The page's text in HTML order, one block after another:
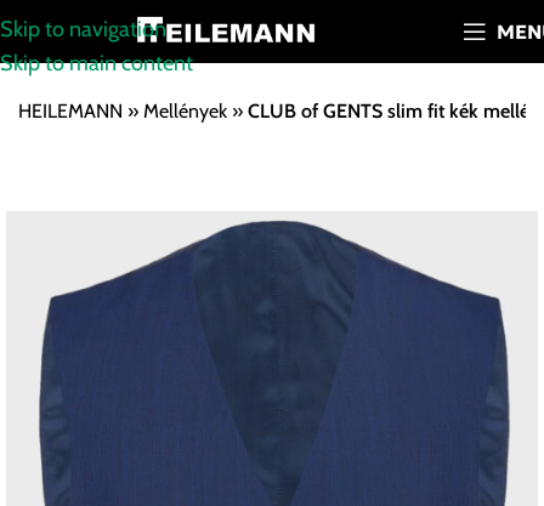
Skip to navigation
Skip to main content
HEILEMANN » Mellények » CLUB of GENTS slim fit kék